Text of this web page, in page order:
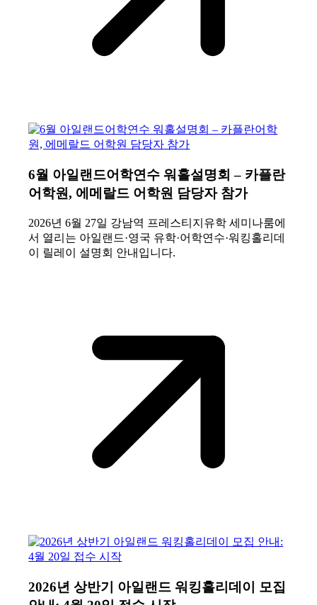
6월 아일랜드어학연수 워홀설명회 – 카플란
어학원, 에메랄드 어학원 담당자 참가
2026년 6월 27일 강남역 프레스티지유학 세미나룸에
서 열리는 아일랜드·영국 유학·어학연수·워킹홀리데
이 릴레이 설명회 안내입니다.
2026년 상반기 아일랜드 워킹홀리데이 모집